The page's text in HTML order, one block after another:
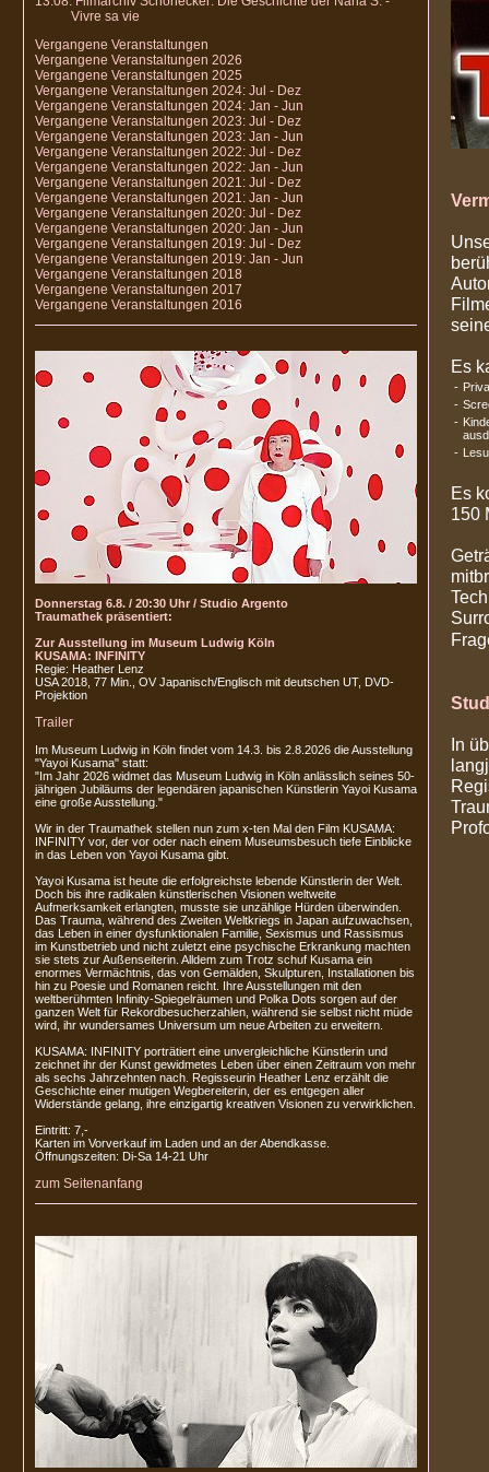
Vivre sa vie
Vergangene Veranstaltungen
Vergangene Veranstaltungen 2026
Vergangene Veranstaltungen 2025
Vergangene Veranstaltungen 2024: Jul - Dez
Vergangene Veranstaltungen 2024: Jan - Jun
Vergangene Veranstaltungen 2023: Jul - Dez
Vergangene Veranstaltungen 2023: Jan - Jun
Vergangene Veranstaltungen 2022: Jul - Dez
Vergangene Veranstaltungen 2022: Jan - Jun
Vergangene Veranstaltungen 2021: Jul - Dez
Vergangene Veranstaltungen 2021: Jan - Jun
Vergangene Veranstaltungen 2020: Jul - Dez
Vergangene Veranstaltungen 2020: Jan - Jun
Vergangene Veranstaltungen 2019: Jul - Dez
Vergangene Veranstaltungen 2019: Jan - Jun
Vergangene Veranstaltungen 2018
Vergangene Veranstaltungen 2017
Vergangene Veranstaltungen 2016
Donnerstag 6.8. / 20:30 Uhr / Studio Argento
Traumathek präsentiert:
Zur Ausstellung im Museum Ludwig Köln
KUSAMA: INFINITY
Regie: Heather Lenz
USA 2018, 77 Min., OV Japanisch/Englisch mit deutschen UT, DVD-
Projektion
Trailer
Im Museum Ludwig in Köln findet vom 14.3. bis 2.8.2026 die Ausstellung
"Yayoi Kusama" statt:
"Im Jahr 2026 widmet das Museum Ludwig in Köln anlässlich seines 50-
jährigen Jubiläums der legendären japanischen Künstlerin Yayoi Kusama
eine große Ausstellung."
Wir in der Traumathek stellen nun zum x-ten Mal den Film KUSAMA:
INFINITY vor, der vor oder nach einem Museumsbesuch tiefe Einblicke
in das Leben von Yayoi Kusama gibt.
Yayoi Kusama ist heute die erfolgreichste lebende Künstlerin der Welt.
Doch bis ihre radikalen künstlerischen Visionen weltweite
Aufmerksamkeit erlangten, musste sie unzählige Hürden überwinden.
Das Trauma, während des Zweiten Weltkriegs in Japan aufzuwachsen,
das Leben in einer dysfunktionalen Familie, Sexismus und Rassismus
im Kunstbetrieb und nicht zuletzt eine psychische Erkrankung machten
sie stets zur Außenseiterin. Alldem zum Trotz schuf Kusama ein
enormes Vermächtnis, das von Gemälden, Skulpturen, Installationen bis
hin zu Poesie und Romanen reicht. Ihre Ausstellungen mit den
weltberühmten Infinity-Spiegelräumen und Polka Dots sorgen auf der
ganzen Welt für Rekordbesucherzahlen, während sie selbst nicht müde
wird, ihr wundersames Universum um neue Arbeiten zu erweitern.
KUSAMA: INFINITY porträtiert eine unvergleichliche Künstlerin und
zeichnet ihr der Kunst gewidmetes Leben über einen Zeitraum von mehr
als sechs Jahrzehnten nach. Regisseurin Heather Lenz erzählt die
Geschichte einer mutigen Wegbereiterin, der es entgegen aller
Widerstände gelang, ihre einzigartig kreativen Visionen zu verwirklichen.
Eintritt: 7,-
Karten im Vorverkauf im Laden und an der Abendkasse.
Öffnungszeiten: Di-Sa 14-21 Uhr
zum Seitenanfang
Es
-
-
-
-
Es
150
In